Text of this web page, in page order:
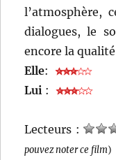
l’atmosphère,
dialogues, le
encore la
Elle:
Lui :
Lecteurs :
pouvez noter ce film)